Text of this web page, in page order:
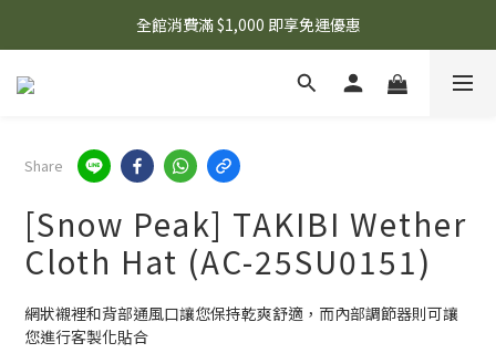
🌟 想知道現在有什麼優惠嗎？ 點擊查看最新優惠！
全館消費滿 $1,000 即享免運優惠
🌟 想知道現在有什麼優惠嗎？ 點擊查看最新優惠！
Share
[Snow Peak] TAKIBI Wether
Cloth Hat (AC-25SU0151)
網狀襯裡和背部通風口讓您保持乾爽舒適，而內部調節器則可讓
您進行客製化貼合